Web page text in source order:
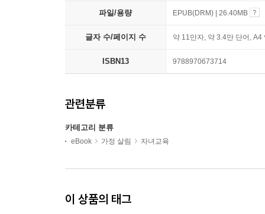
파일/용량 EPUB(DRM) | 26.40MB
글자 수/페이지 수 약 11만자, 약 3.4만 단어,
ISBN13 9788970673714
관련분류
카테고리 분류
eBook 가정 살림 자녀교육
이 상품의 태그